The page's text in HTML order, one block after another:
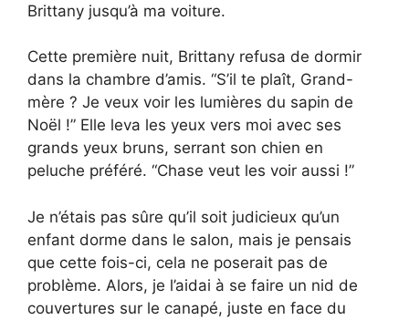
Brittany jusqu’à ma voiture.
Cette première nuit, Brittany refusa de dormir
dans la chambre d’amis. “S’il te plaît, Grand-
mère ? Je veux voir les lumières du sapin de
Noël !” Elle leva les yeux vers moi avec ses
grands yeux bruns, serrant son chien en
peluche préféré. “Chase veut les voir aussi !”
Je n’étais pas sûre qu’il soit judicieux qu’un
enfant dorme dans le salon, mais je pensais
que cette fois-ci, cela ne poserait pas de
problème. Alors, je l’aidai à se faire un nid de
couvertures sur le canapé, juste en face du